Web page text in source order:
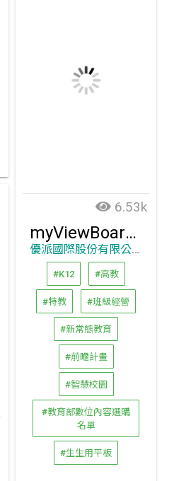
6.53k
myViewBoard 沉浸式數位白板系統
優派國際股份有限公司
#K12 #高教
#特教 #班級經營
#新常態教育
#前瞻計畫
#智慧校園
#教育部數位內容選購
名單
#生生用平板